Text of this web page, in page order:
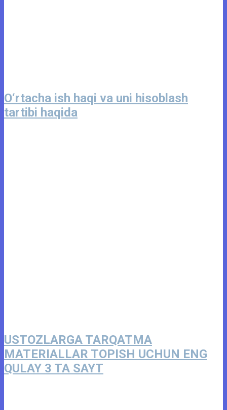
O‘rtacha ish haqi va uni hisoblash
tartibi haqida
USTOZLARGA TARQATMA
MATERIALLAR TOPISH UCHUN ENG
QULAY 3 TA SAYT